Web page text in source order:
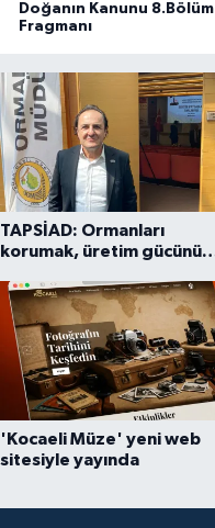
Doğanın Kanunu 8.Bölüm
Fragmanı
TAPSİAD: Ormanları
korumak, üretim gücünü
'Kocaeli Müze' yeni web
sitesiyle yayında